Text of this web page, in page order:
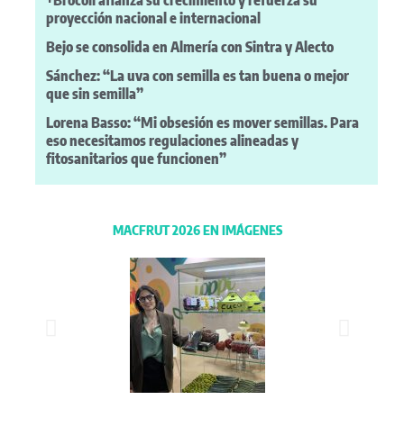
proyección nacional e internacional
Bejo se consolida en Almería con Sintra y Alecto
Sánchez: “La uva con semilla es tan buena o mejor
que sin semilla”
Lorena Basso: “Mi obsesión es mover semillas. Para
eso necesitamos regulaciones alineadas y
fitosanitarios que funcionen”
MACFRUT 2026 EN IMÁGENES